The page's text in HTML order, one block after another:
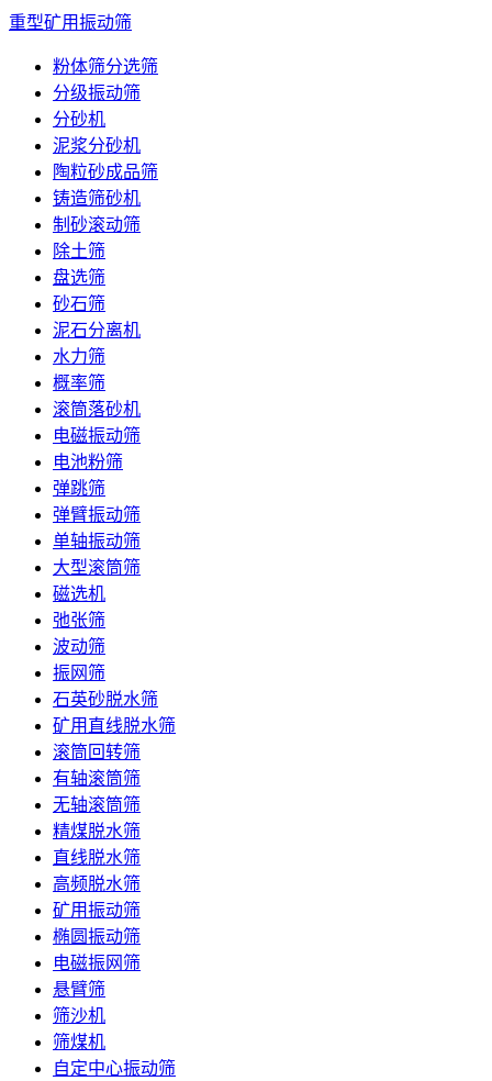
重型矿用振动筛
粉体筛分选筛
分级振动筛
分砂机
泥浆分砂机
陶粒砂成品筛
铸造筛砂机
制砂滚动筛
除土筛
盘选筛
砂石筛
泥石分离机
水力筛
概率筛
滚筒落砂机
电磁振动筛
电池粉筛
弹跳筛
弹臂振动筛
单轴振动筛
大型滚筒筛
磁选机
弛张筛
波动筛
振网筛
石英砂脱水筛
矿用直线脱水筛
滚筒回转筛
有轴滚筒筛
无轴滚筒筛
精煤脱水筛
直线脱水筛
高频脱水筛
矿用振动筛
椭圆振动筛
电磁振网筛
悬臂筛
筛沙机
筛煤机
自定中心振动筛